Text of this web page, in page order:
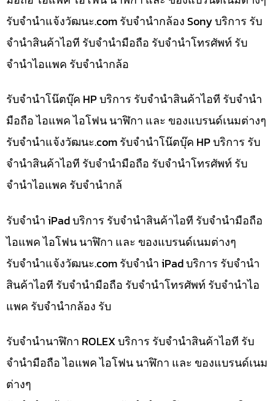
รับจํานําแจ้งวัฒนะ.com รับจำนำกล้อง Sony บริการ รับ
จำนำสินค้าไอที รับจำนำมือถือ รับจำนำโทรศัพท์ รับ
จำนำไอแพค รับจำนำกล้อ
รับจำนำโน๊ตบุ๊ค HP บริการ รับจำนำสินค้าไอที รับจำนำ
มือถือ ไอแพค ไอโฟน นาฬิกา และ ของแบรนด์เนมต่างๆ
รับจํานําแจ้งวัฒนะ.com รับจำนำโน๊ตบุ๊ค HP บริการ รับ
จำนำสินค้าไอที รับจำนำมือถือ รับจำนำโทรศัพท์ รับ
จำนำไอแพค รับจำนำกล้
รับจำนำ iPad บริการ รับจำนำสินค้าไอที รับจำนำมือถือ
ไอแพค ไอโฟน นาฬิกา และ ของแบรนด์เนมต่างๆ
รับจํานําแจ้งวัฒนะ.com รับจำนำ iPad บริการ รับจำนำ
สินค้าไอที รับจำนำมือถือ รับจำนำโทรศัพท์ รับจำนำไอ
แพค รับจำนำกล้อง รับ
รับจำนำนาฬิกา ROLEX บริการ รับจำนำสินค้าไอที รับ
จำนำมือถือ ไอแพค ไอโฟน นาฬิกา และ ของแบรนด์เนม
ต่างๆ